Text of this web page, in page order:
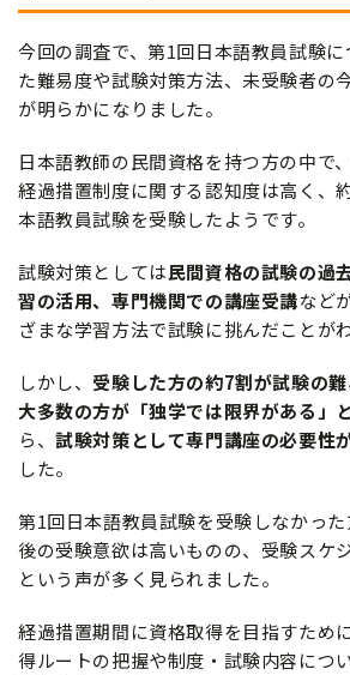
今回の調査で、第1回日本語教員試験
た難易度や試験対策方法、未受験者の
が明らかになりました。
日本語教師の民間資格を持つ方の中で
経過措置制度に関する認知度は高く、
本語教員試験を受験したようです。
試験対策としては民間資格の試験の過
習の活用、専門機関での講座受講など
ざまな学習方法で試験に挑んだことが
しかし、 受験した方の約7割が試験の難
大多数の方が「独学では限界がある」
ら、試験対策として専門講座の必要性
した。
第1回日本語教員試験を受験しなかっ
後の受験意欲は高いものの、受験スケ
という声が多く見られました。
経過措置期間に資格取得を目指すため
得ルートの把握や制度・試験内容につ